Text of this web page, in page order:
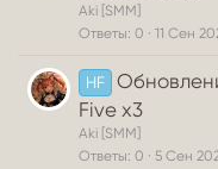
Aki [SMM]
Ответы 0 11 Сен
HF
Five x3
Aki [SMM]
Ответы 0 5 Сен